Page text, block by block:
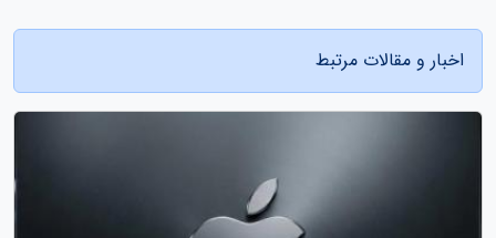
اخبار و مقالات مرتبط